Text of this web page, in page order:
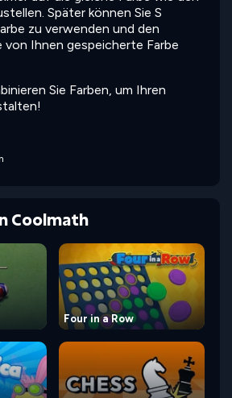
Später können Sie S
zu verwenden und den
von Ihnen gespeicherte Farbe
Sie Farben, um Ihren
Coolmath
Four in a Row